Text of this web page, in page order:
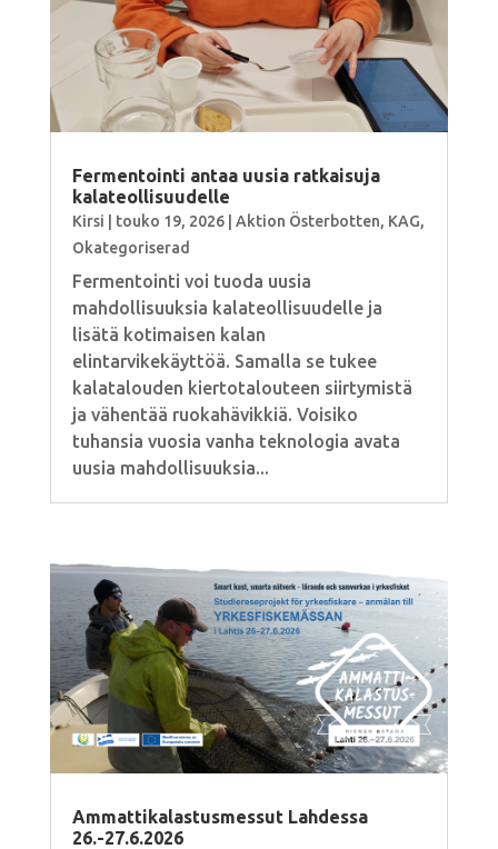
Fermentointi antaa uusia ratkaisuja
kalateollisuudelle
Kirsi touko 19, 2026| Aktion Österbotten, KAG,
Okategoriserad
Fermentointi voi tuoda uusia
mahdollisuuksia kalateollisuudelle ja
lisätä kotimaisen kalan
elintarvikekäyttöä. Samalla se tukee
kalatalouden kiertotalouteen siirtymistä
ja vähentää ruokahävikkiä. Voisiko
tuhansia vuosia vanha teknologia avata
uusia mahdollisuuksia...
Ammattikalastusmessut Lahdessa
26.-27.6.2026